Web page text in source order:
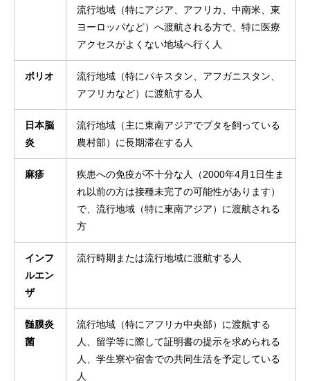
流行地域（特にアジア、アフリカ、中南米、東
ヨーロッパなど）へ渡航される方で、特に医療
アクセスがよくない地域へ行く人
ポリオ
流行地域（特にパキスタン、アフガニスタン、
アフリカなど）に渡航する人
日本脳
炎
流行地域（主に東南アジアでブタを飼っている
農村部）に長期滞在する人
麻疹
疾患への免疫が不十分な人（2000年4月1日生ま
れ以前の方は接種未完了の可能性があります）
で、流行地域（特に東南アジア）に渡航される
方
インフ
ルエン
ザ
流行時期または流行地域に渡航する人
髄膜炎
菌
流行地域（特にアフリカ中央部）に渡航する
人、留学等に際して証明書の提示を求められる
人、学生寮や宿舎での共同生活を予定している
人